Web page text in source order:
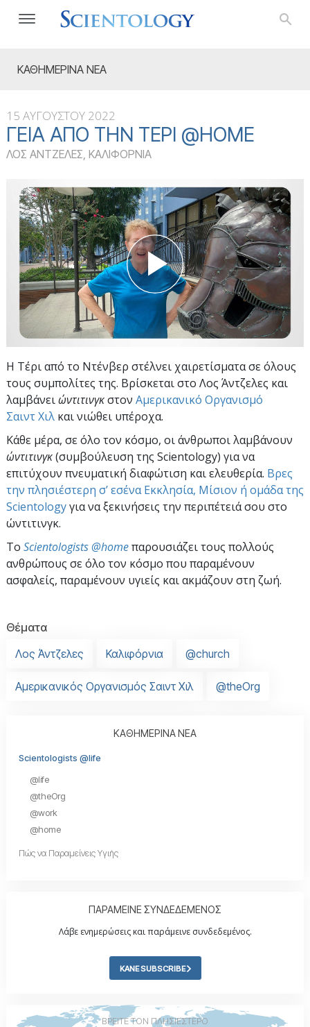
ΚΑΘΗΜΕΡΙΝΑ ΝΕΑ
15 ΑΥΓΟΥΣΤΟΥ 2022
ΓΕΙΑ ΑΠΌ ΤΗΝ ΤΈΡΙ @HOME
ΛΟΣ ΑΝΤΖΕΛΕΣ, ΚΑΛΙΦΟΡΝΙΑ
Η Τέρι από το Ντένβερ στέλνει χαιρετίσματα σε όλους
τους συμπολίτες της. Βρίσκεται στο Λος Άντζελες και
λαμβάνειώντιτινγκστον Αμερικανικό Οργανισμό
Σαιντ Χιλ και νιώθει υπέροχα.
Κάθε μέρα, σε όλο τον κόσμο, οι άνθρωποι λαμβάνουν
ώντιτινγκ(συμβούλευση της Scientology) για να
επιτύχουν πνευματική διαφώτιση και ελευθερία. Βρες
την πλησιέστερη σ’ εσένα Εκκλησία, Μίσιον ή ομάδα της
Scientologyγια να ξεκινήσεις την περιπέτειά σου στο
ώντιτινγκ.
To Scientologists @homeπαρουσιάζει τους πολλούς
ανθρώπους σε όλο τον κόσμο που παραμένουν
ασφαλείς, παραμένουν υγιείς και ακμάζουν στη ζωή.
Θέματα
Λος Άντζελες
Καλιφόρνια @church
Αμερικανικός Οργανισμός Σαιντ Χιλ @theOrg
ΚΑΘΗΜΕΡΙΝΑ ΝΕΑ
Scientologists @life
@life
@theOrg
@work
@home
Πώς να Παραμείνεις Υγιής
ΠΑΡΑΜΕΙΝΕ ΣΥΝΔΕΔΕΜΕΝΟΣ
Λάβε ενημερώσεις και παράμεινε συνδεδεμένος.
ΚΑΝΕ SUBSCRIBE
ΒΡΕΙΤΕ ΤΟΝ ΠΛΗΣΙΕΣΤΕΡΟ